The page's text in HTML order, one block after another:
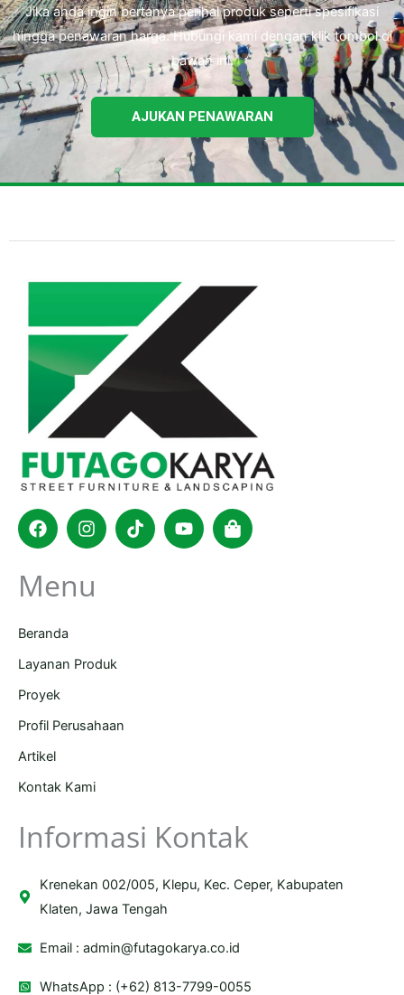
Jika anda ingin bertanya perihal produk seperti spesifikasi
hingga penawaran harga. Hubungi kami dengan klik tombol di
bawah ini.
AJUKAN PENAWARAN
FacebookInstagram
TiktokYoutubeShopping-
bag
Menu
Beranda
Layanan Produk
Proyek
Profil Perusahaan
Artikel
Kontak Kami
Informasi Kontak
Krenekan 002/005, Klepu, Kec. Ceper, Kabupaten
Klaten, Jawa Tengah
Email :admin@futagokarya.co.id
WhatsApp : (+62) 813-7799-0055